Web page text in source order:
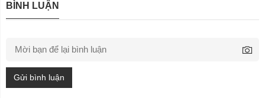
BÌNH LUẬN
Gửi bình luận